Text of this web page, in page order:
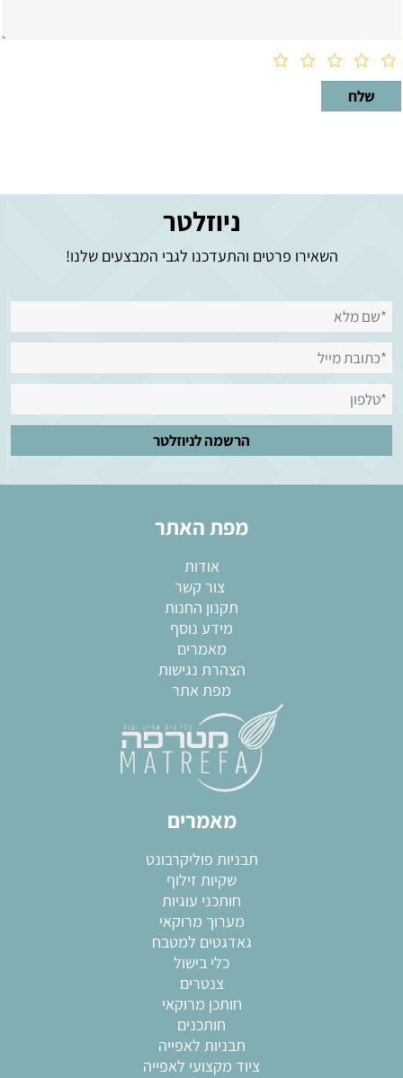
ניוזלטר
השאירו פרטים והתעדכנו לגבי המבצעים שלנו!
מפת האתר
אודות
צור קשר
תקנון החנות
מידע נוסף
מאמרים
הצהרת נגישות
מפת אתר
מאמרים
תבניות פוליקרבונט
שקיות זילוף
חותכני עוגיות
מערוך מרוקאי
גאדגטים למטבח
כלי בישול
צנטרים
חותכן מרוקאי
חותכנים
תבניות לאפייה
ציוד מקצועי לאפייה